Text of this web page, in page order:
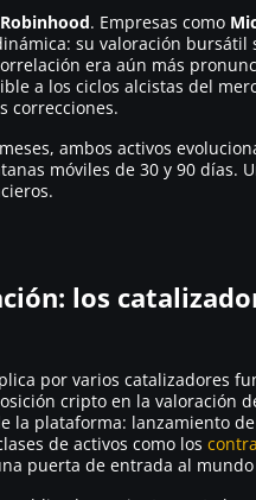
Robinhood. Empresas como
su valoración
era aún más
a los ciclos alcistas del
correcciones.
ambos activos
móviles de 30 y 90 días.
los
por varios catalizadores
cripto en la valoración
la plataforma: lanzamiento
de activos como los
puerta de entrada al